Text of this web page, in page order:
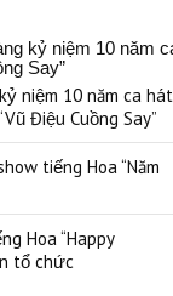
niệm 10 năm ca hát
Điệu Cuồng Say”
tiếng Hoa “Năm
Hoa “Happy
tổ chức